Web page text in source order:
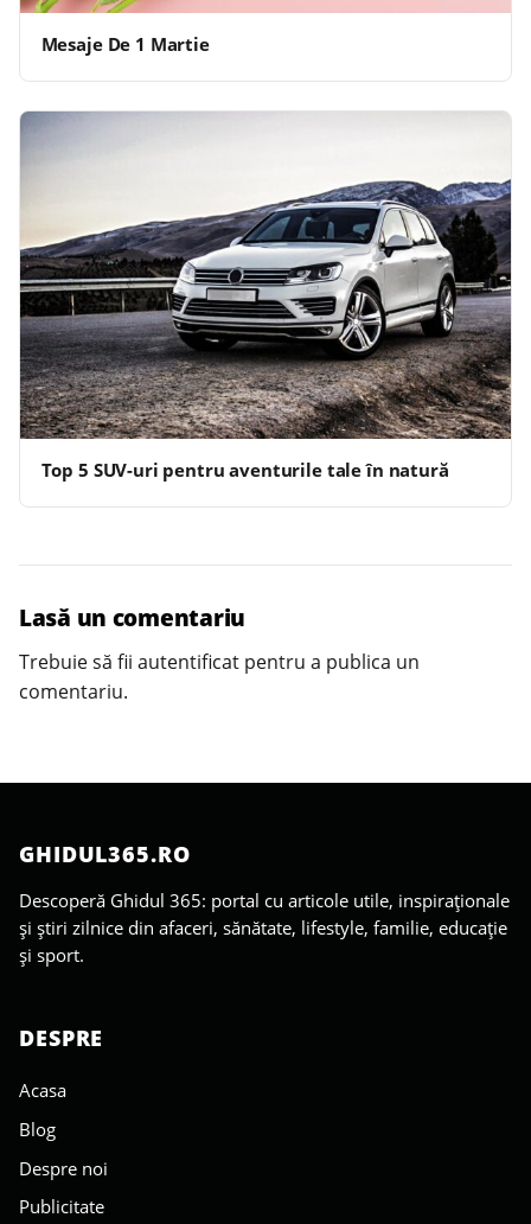
Mesaje De 1 Martie
Top 5 SUV-uri pentru aventurile tale în natură
Lasă un comentariu
Trebuie să fii autentificat pentru a publica un
comentariu.
GHIDUL365.RO
Descoperă Ghidul 365: portal cu articole utile, inspiraționale
și știri zilnice din afaceri, sănătate, lifestyle, familie, educație
și sport.
DESPRE
Acasa
Blog
Despre noi
Publicitate